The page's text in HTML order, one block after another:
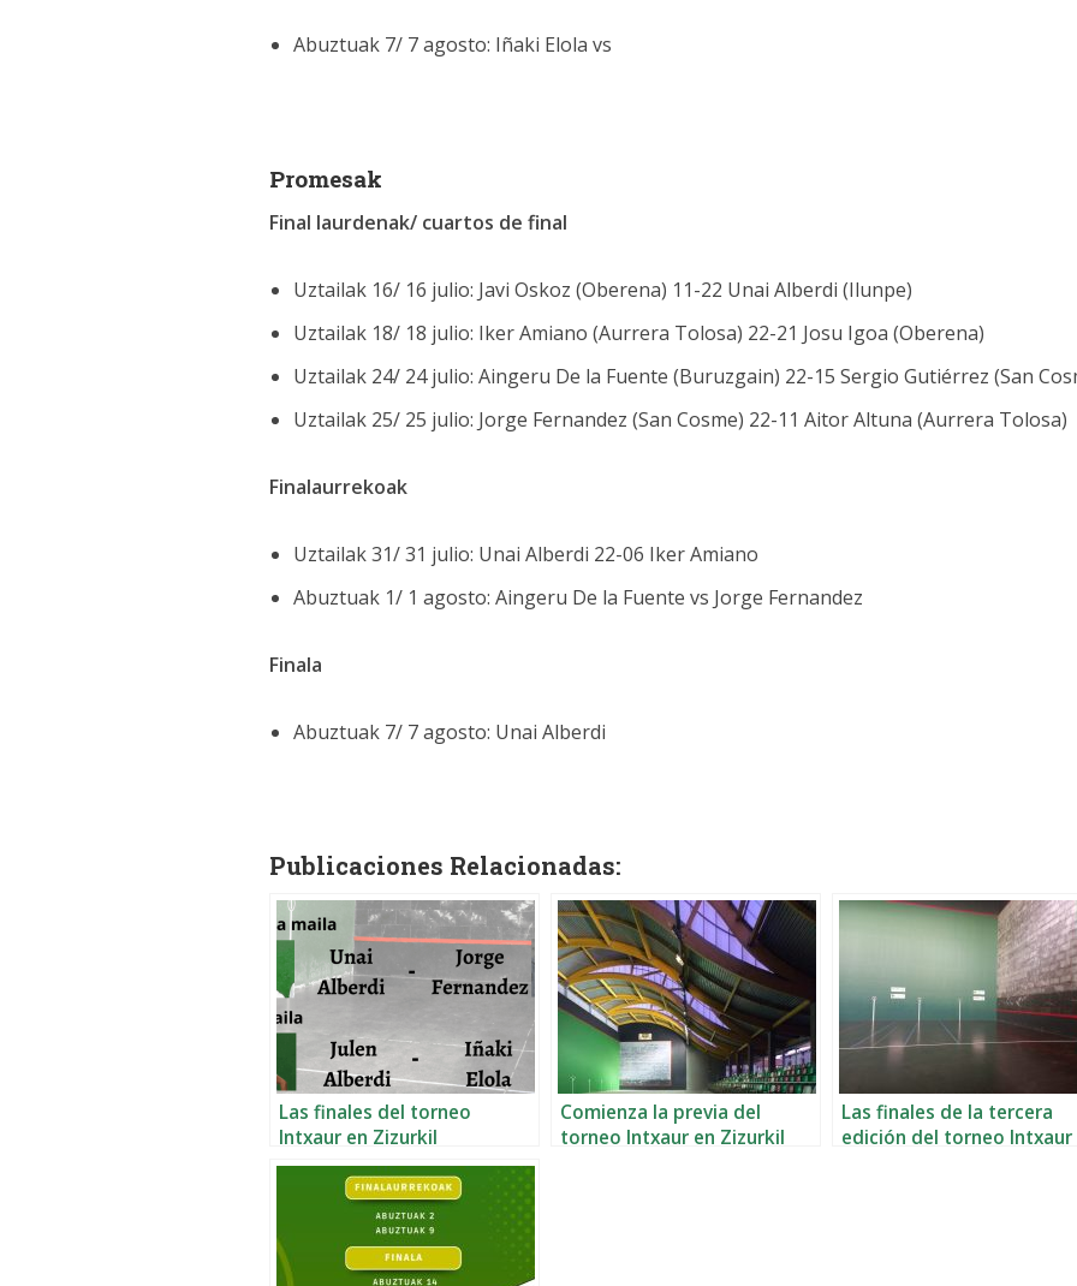
Abuztuak 7/ 7 agosto: Iñaki Elola vs
Promesak
Final laurdenak/ cuartos de final
Uztailak 16/ 16 julio: Javi Oskoz (Oberena) 11-22 Unai Alberdi (Ilunpe)
Uztailak 18/ 18 julio: Iker Amiano (Aurrera Tolosa) 22-21 Josu Igoa (Oberena)
Uztailak 24/ 24 julio: Aingeru De la Fuente (Buruzgain) 22-15 Sergio Gutiérrez (San
Uztailak 25/ 25 julio: Jorge Fernandez (San Cosme) 22-11 Aitor Altuna (Aurrera Tolosa)
Finalaurrekoak
Uztailak 31/ 31 julio: Unai Alberdi 22-06 Iker Amiano
Abuztuak 1/ 1 agosto: Aingeru De la Fuente vs Jorge Fernandez
Finala
Abuztuak 7/ 7 agosto: Unai Alberdi
Publicaciones Relacionadas:
Las finales del torneo
Intxaur en Zizurkil
Comienza la previa del
torneo Intxaur en Zizurkil
Las finales de la tercera
edición del torneo Intxaur